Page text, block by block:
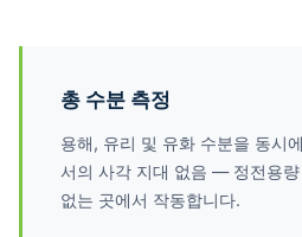
총 수분 측정
용해, 유리 및 유화 수분을 동시
서의 사각 지대 없음 — 정전용
없는 곳에서 작동합니다.